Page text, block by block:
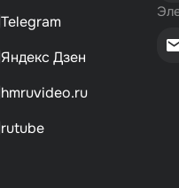
Telegram
Яндекс Дзен
hmruvideo.ru
rutube